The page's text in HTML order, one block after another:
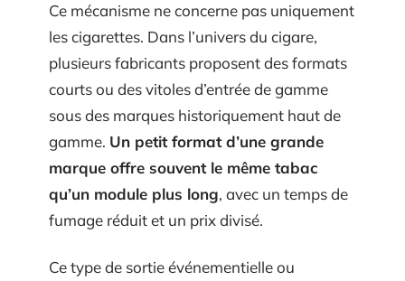
Ce mécanisme ne concerne pas uniquement
les cigarettes. Dans l’univers du cigare,
plusieurs fabricants proposent des formats
courts ou des vitoles d’entrée de gamme
sous des marques historiquement haut de
gamme. Un petit format d’une grande
marque offre souvent le même tabac
qu’un module plus long, avec un temps de
fumage réduit et un prix divisé.
Ce type de sortie événementielle ou